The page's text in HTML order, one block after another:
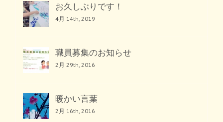
お久しぶりです！
4月 14th, 2019
職員募集のお知らせ
2月 29th, 2016
暖かい言葉
2月 16th, 2016